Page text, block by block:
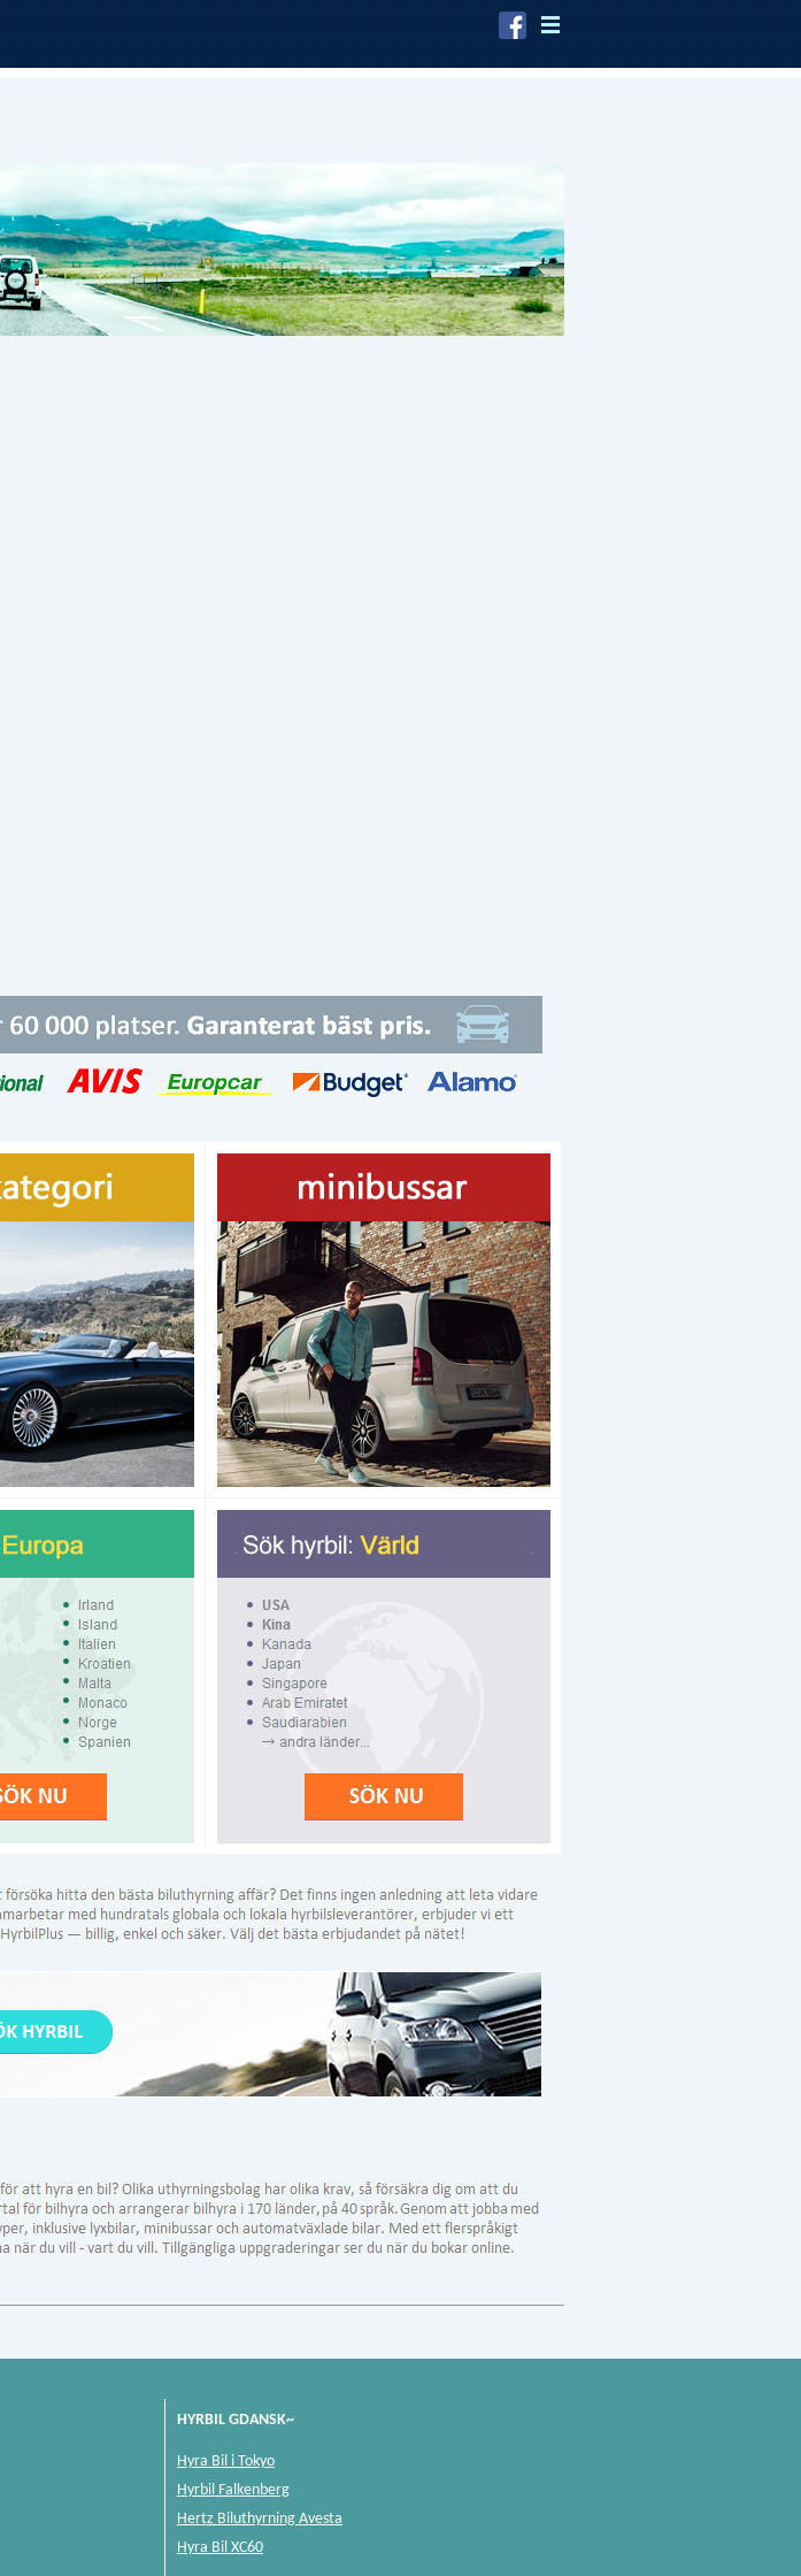
HYRBIL GDANSK~
Hyra Bil i Tokyo
Hyrbil Falkenberg
Hertz Biluthyrning Avesta
Hyra Bil XC60